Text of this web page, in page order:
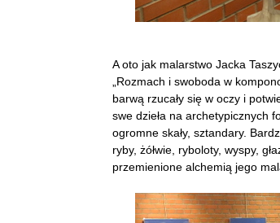
A oto jak malarstwo Jacka
„Rozmach i swoboda w
barwą rzucały się w oczy i
swe dzieła na archetypicznych
ogromne skały, sztandary.
ryby, żółwie, ryboloty, wyspy,
przemienione alchemią jego